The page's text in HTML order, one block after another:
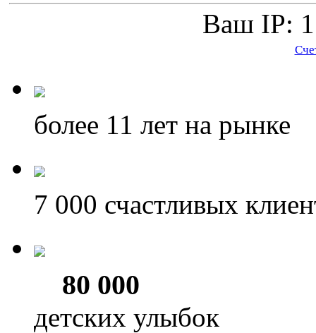
Ваш IP:
более 11 лет на рынке
7 000 счастливых
80 000
детских улыбок